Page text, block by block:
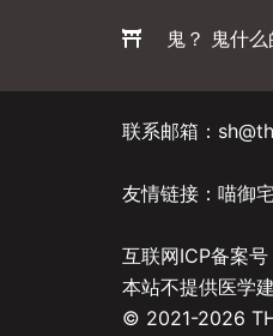
鬼？ 鬼什么
联系邮箱：
友情链接： 喵御宅
互联网ICP备案号
本站不提供医学
© 2021-2026